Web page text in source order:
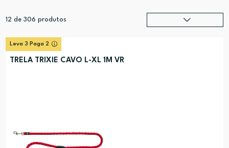
12 de 306 produtos
Leva 3 Paga 2
TRELA TRIXIE CAVO L-XL 1M VR